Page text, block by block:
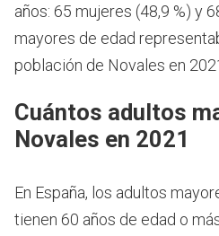
años: 65 mujeres (48,9 %) y
mayores de edad
población de Novales en
Cuántos adultos
Novales en 2021
En España, los adultos
tienen 60 años de edad o